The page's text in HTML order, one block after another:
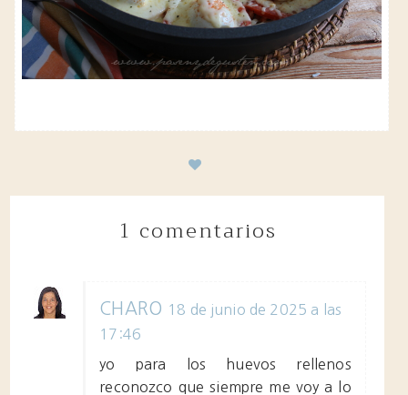
1 comentarios
CHARO 18 de junio de 2025 a las
17:46
yo para los huevos rellenos
reconozco que siempre me voy a lo